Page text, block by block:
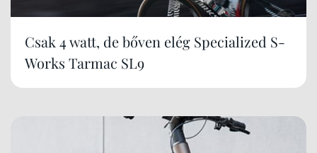
Csak 4 watt, de bőven elég Specialized S-
Works Tarmac SL9